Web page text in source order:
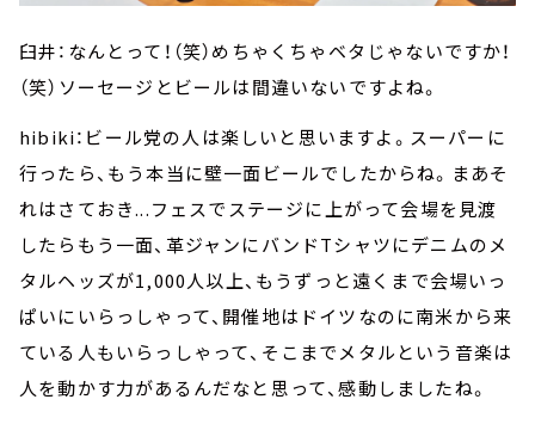
臼井：なんとって！（笑）めちゃくちゃベタじゃないですか！
（笑）ソーセージとビールは間違いないですよね。
hibiki：ビール党の人は楽しいと思いますよ。スーパーに
行ったら、もう本当に壁一面ビールでしたからね。まあそ
れはさておき...フェスでステージに上がって会場を見渡
したらもう一面、革ジャンにバンドTシャツにデニムのメ
タルヘッズが1,000人以上、もうずっと遠くまで会場いっ
ぱいにいらっしゃって、開催地はドイツなのに南米から来
ている人もいらっしゃって、そこまでメタルという音楽は
人を動かす力があるんだなと思って、感動しましたね。